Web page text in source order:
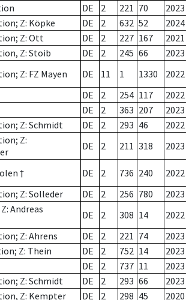
DE 2 221 70 2023
Z: Köpke DE 2 632 52 2024
Z: Ott DE 2 227 167 2021
Z: Stoib DE 2 245 66 2023
Z: FZ Mayen DE 11 1 1330 2022
DE 2 254 117 2022
DE 2 363 207 2023
Z: Schmidt DE 2 293 46 2022
Z:
DE 2 211 318 2023
† DE 2 736 240 2022
Z: Solleder DE 2 256 780 2023
Andreas
DE 2 308 14 2022
Z: Ahrens DE 2 221 74 2023
Z: Thein DE 2 752 14 2023
DE 2 737 11 2023
Z: Schmidt DE 2 293 66 2023
Z: Kempter DE 2 298 45 2020